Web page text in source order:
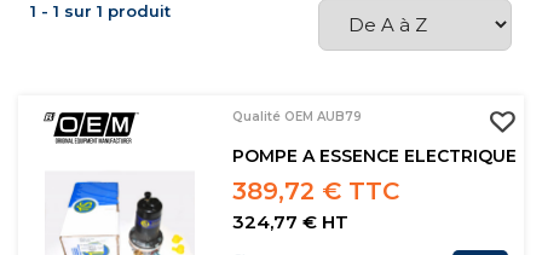
1 - 1 sur 1 produit
Qualité OEM AUB79
POMPE A ESSENCE ELECTRIQUE
389,72 € TTC
324,77 € HT